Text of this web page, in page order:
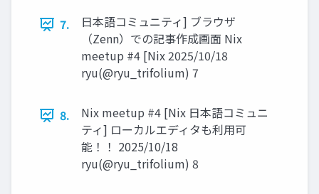
7.
日本語コミュニティ] ブラウザ
（Zenn）での記事作成画面 Nix
meetup #4 [Nix 2025/10/18
ryu(@ryu_trifolium) 7
8.
Nix meetup #4 [Nix 日本語コミュニ
ティ] ローカルエディタも利用可
能！！ 2025/10/18
ryu(@ryu_trifolium) 8